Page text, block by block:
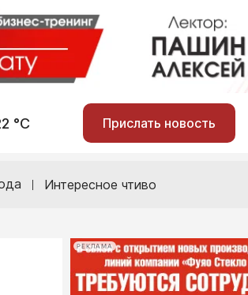
°С Прислать новость
Интересное чтиво
РЕКЛАМА